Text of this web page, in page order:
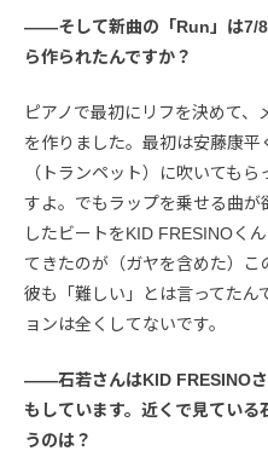
――そして新曲の「Run」は7/8
ら作られたんですか？
ピアノで最初にリフを決めて
を作りました。最初は安藤康
（トランペット）に吹いても
すよ。でもラップを乗せる曲が
したビートをKID FRESINOく
てきたのが（ガヤを含めた）
彼も「難しい」とは言ってたん
ョンは全くしてないです。
――石若さんはKID FRESINO
もしています。近くで見てい
うのは？